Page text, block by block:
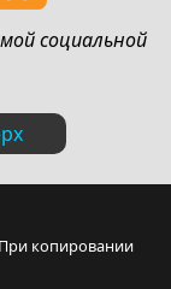
социальной
копировании